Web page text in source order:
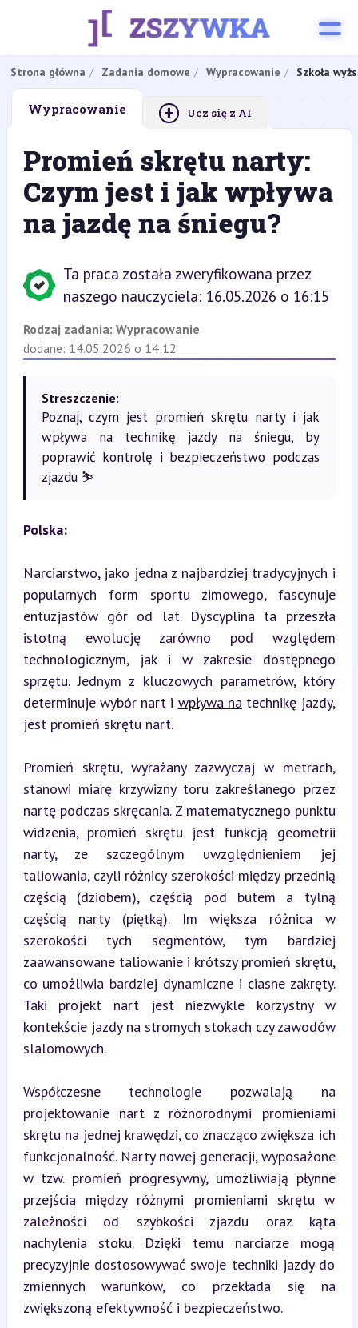
Strona główna Zadania domowe Wypracowanie Szkoła
Wypracowanie + Ucz się z AI
Promień skrętu narty:
Czym jest i jak wpływa
na jazdę na śniegu?
Ta praca została zweryfikowana przez
naszego nauczyciela: 16.05.2026 o 16:15
Rodzaj zadania: Wypracowanie
dodane: 14.05.2026 o 14:12
Streszczenie:
Poznaj, czym jest promień skrętu narty i jak
wpływa na technikę jazdy na śniegu, by
poprawić kontrolę i bezpieczeństwo podczas
zjazdu ⛷️
Polska:
Narciarstwo, jako jedna z najbardziej tradycyjnych i
popularnych form sportu zimowego, fascynuje
entuzjastów gór od lat. Dyscyplina ta przeszła
istotną ewolucję zarówno pod względem
technologicznym, jak i w zakresie dostępnego
sprzętu. Jednym z kluczowych parametrów, który
determinuje wybór nart i wpływa na technikę jazdy,
jest promień skrętu nart.
Promień skrętu, wyrażany zazwyczaj w metrach,
stanowi miarę krzywizny toru zakreślanego przez
nartę podczas skręcania. Z matematycznego punktu
widzenia, promień skrętu jest funkcją geometrii
narty, ze szczególnym uwzględnieniem jej
taliowania, czyli różnicy szerokości między przednią
częścią (dziobem), częścią pod butem a tylną
częścią narty (piętką). Im większa różnica w
szerokości tych segmentów, tym bardziej
zaawansowane taliowanie i krótszy promień skrętu,
co umożliwia bardziej dynamiczne i ciasne zakręty.
Taki projekt nart jest niezwykle korzystny w
kontekście jazdy na stromych stokach czy zawodów
slalomowych.
Współczesne technologie pozwalają na
projektowanie nart z różnorodnymi promieniami
skrętu na jednej krawędzi, co znacząco zwiększa ich
funkcjonalność. Narty nowej generacji, wyposażone
w tzw. promień progresywny, umożliwiają płynne
przejścia między różnymi promieniami skrętu w
zależności od szybkości zjazdu oraz kąta
nachylenia stoku. Dzięki temu narciarze mogą
precyzyjnie dostosowywać swoje techniki jazdy do
zmiennych warunków, co przekłada się na
zwiększoną efektywność i bezpieczeństwo.